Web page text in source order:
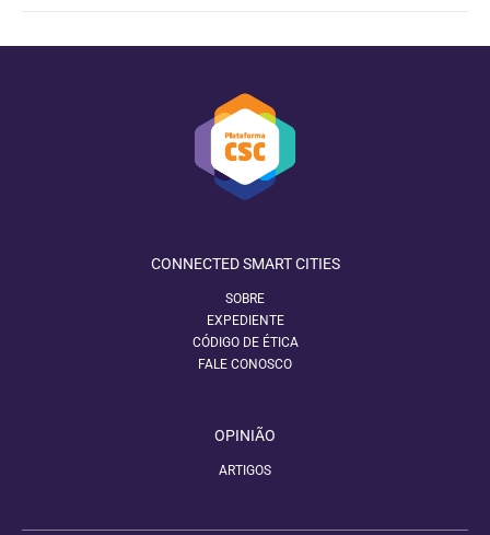
CONNECTED SMART CITIES
SOBRE
EXPEDIENTE
CÓDIGO DE ÉTICA
FALE CONOSCO
OPINIÃO
ARTIGOS